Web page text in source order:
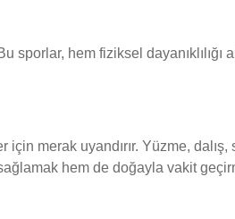
hem fiziksel dayanıklılığı
merak uyandırır. Yüzme,
hem de doğayla vakit